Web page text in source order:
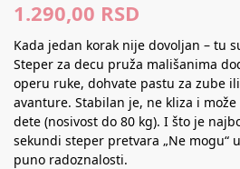
1.290,00 RSD
Kada jedan korak nije dovoljan – tu
Steper za decu pruža mališanima
operu ruke, dohvate pastu za zube
avanture. Stabilan je, ne kliza i
dete (nosivost do 80 kg). I što je
sekundi steper pretvara „Ne mogu“
puno radoznalosti.